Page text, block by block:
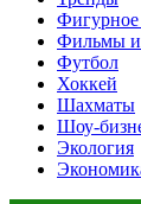
Фигурное
Фильмы и
Футбол
Хоккей
Шахматы
Шоу-
Экология